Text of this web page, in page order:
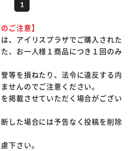
1
ご注意】
、アイリスプラザでご購入された
、お一人様１商品につき１回のみ
等を損ねたり、法令に違反する内
せんのでご注意ください。
掲載させていただく場合がござい
した場合には予告なく投稿を削除
下さい。